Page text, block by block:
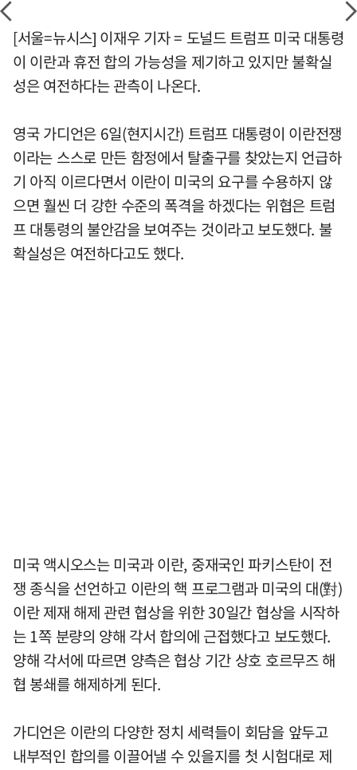
[서울=뉴시스] 이재우 기자 = 도널드 트럼프 미국 대통령
이 이란과 휴전 합의 가능성을 제기하고 있지만 불확실
성은 여전하다는 관측이 나온다.
영국 가디언은 6일(현지시간) 트럼프 대통령이 이란전쟁
이라는 스스로 만든 함정에서 탈출구를 찾았는지 언급하
기 아직 이르다면서 이란이 미국의 요구를 수용하지 않
으면 훨씬 더 강한 수준의 폭격을 하겠다는 위협은 트럼
프 대통령의 불안감을 보여주는 것이라고 보도했다. 불
확실성은 여전하다고도 했다.
미국 액시오스는 미국과 이란, 중재국인 파키스탄이 전
쟁 종식을 선언하고 이란의 핵 프로그램과 미국의 대(對)
이란 제재 해제 관련 협상을 위한 30일간 협상을 시작하
는 1쪽 분량의 양해 각서 합의에 근접했다고 보도했다.
양해 각서에 따르면 양측은 협상 기간 상호 호르무즈 해
협 봉쇄를 해제하게 된다.
가디언은 이란의 다양한 정치 세력들이 회담을 앞두고
내부적인 합의를 이끌어낼 수 있을지를 첫 시험대로 제